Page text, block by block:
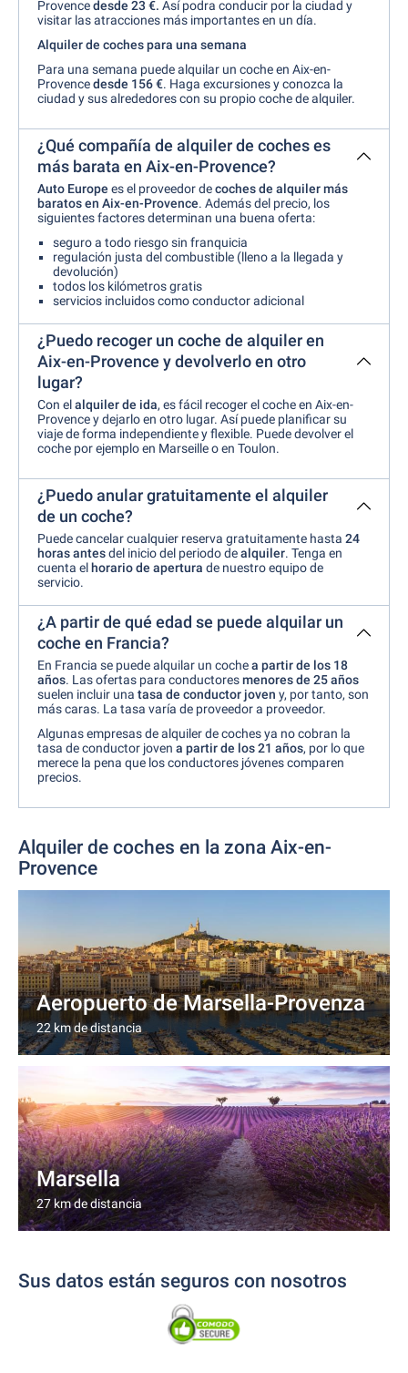
Provencedesde 23 €. Así podra conducir por la ciudad y
visitar las atracciones más importantes en un día.
Alquiler de coches para una semana
Para una semana puede alquilar un coche en Aix-en-
Provencedesde 156 €. Haga excursiones y conozca la
ciudad y sus alrededores con su propio coche de alquiler.
¿Qué compañía de alquiler de coches es
más barata en Aix-en-Provence?
Auto Europe es el proveedor decoches de alquiler más
baratos en Aix-en-Provence. Además del precio, los
siguientes factores determinan una buena oferta:
seguro a todo riesgo sin franquicia
regulación justa del combustible (lleno a la llegada y
devolución)
todos los kilómetros gratis
servicios incluidos como conductor adicional
¿Puedo recoger un coche de alquiler en
Aix-en-Provence y devolverlo en otro
lugar?
Con elalquiler de ida, es fácil recoger el coche en Aix-en-
Provence y dejarlo en otro lugar. Así puede planificar su
viaje de forma independiente y flexible. Puede devolver el
coche por ejemplo en Marseille o en Toulon.
¿Puedo anular gratuitamente el alquiler
de un coche?
Puede cancelar cualquier reserva gratuitamente hasta 24
horas antesdel inicio del periodo dealquiler. Tenga en
cuenta el horario de apertura de nuestro equipo de
servicio.
¿A partir de qué edad se puede alquilar un
coche en Francia?
En Francia se puede alquilar un cochea partir de los 18
años. Las ofertas para conductoresmenores de 25 años
suelen incluir una tasa de conductor joven y, por tanto, son
más caras. La tasa varía de proveedor a proveedor.
Algunas empresas de alquiler de coches ya no cobran la
tasa de conductor joven a partir de los 21 años, por lo que
merece la pena que los conductores jóvenes comparen
precios.
Alquiler de coches en la zona Aix-en-
Provence
Aeropuerto de Marsella-Provenza
22 km de distancia
Marsella
27 km de distancia
Sus datos están seguros con nosotros